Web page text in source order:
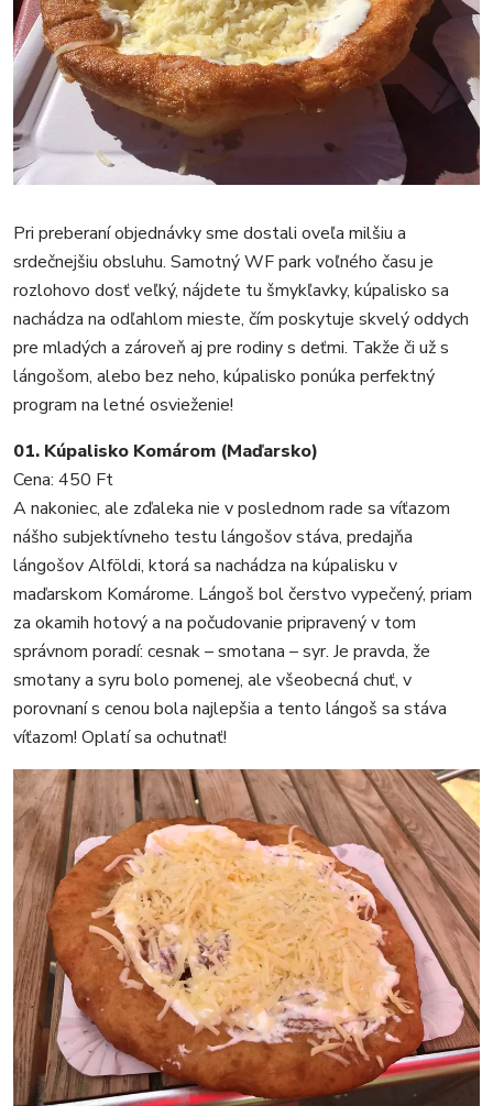
Pri preberaní objednávky sme dostali oveľa milšiu a
srdečnejšiu obsluhu. Samotný WF park voľného času je
rozlohovo dosť veľký, nájdete tu šmykľavky, kúpalisko sa
nachádza na odľahlom mieste, čím poskytuje skvelý oddych
pre mladých a zároveň aj pre rodiny s deťmi. Takže či už s
lángošom, alebo bez neho, kúpalisko ponúka perfektný
program na letné osvieženie!
01. Kúpalisko Komárom (Maďarsko)
Cena: 450 Ft
A nakoniec, ale zďaleka nie v poslednom rade sa víťazom
nášho subjektívneho testu lángošov stáva, predajňa
lángošov Alföldi, ktorá sa nachádza na kúpalisku v
maďarskom Komárome. Lángoš bol čerstvo vypečený, priam
za okamih hotový a na počudovanie pripravený v tom
správnom poradí: cesnak – smotana – syr. Je pravda, že
smotany a syru bolo pomenej, ale všeobecná chuť, v
porovnaní s cenou bola najlepšia a tento lángoš sa stáva
víťazom! Oplatí sa ochutnať!